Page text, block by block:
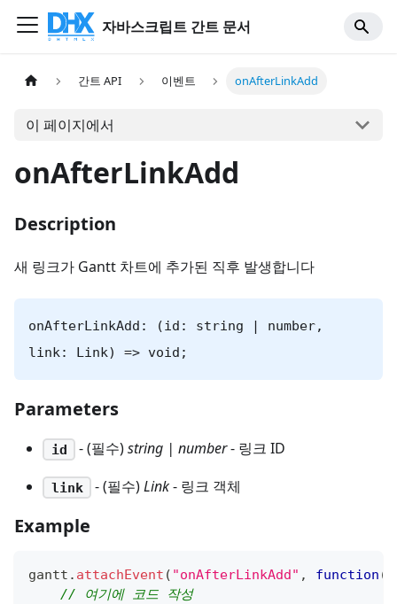
자바스크립트 간트 문서
간트 API 이벤트 onAfterLinkAdd
이 페이지에서
onAfterLinkAdd
Description
새 링크가 Gantt 차트에 추가된 직후 발생합니다
onAfterLinkAdd: (id: string | number,
link: Link) => void;
Parameters
id - (필수)string | number- 링크 ID
link - (필수)Link- 링크 객체
Example
gantt . attachEvent ( "onAfterLinkAdd" , function (
// 여기에 코드 작성